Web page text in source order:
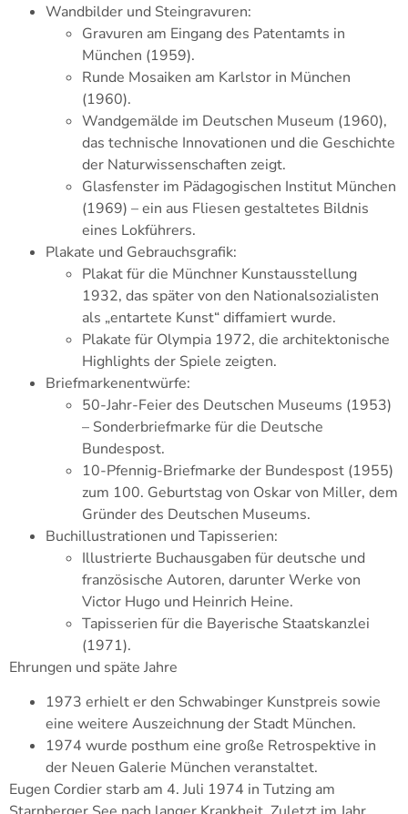
Wandbilder und Steingravuren:
Gravuren am Eingang des Patentamts in
München (1959).
Runde Mosaiken am Karlstor in München
(1960).
Wandgemälde im Deutschen Museum (1960),
das technische Innovationen und die Geschichte
der Naturwissenschaften zeigt.
Glasfenster im Pädagogischen Institut München
(1969) – ein aus Fliesen gestaltetes Bildnis
eines Lokführers.
Plakate und Gebrauchsgrafik:
Plakat für die Münchner Kunstausstellung
1932, das später von den Nationalsozialisten
als „entartete Kunst“ diffamiert wurde.
Plakate für Olympia 1972, die architektonische
Highlights der Spiele zeigten.
Briefmarkenentwürfe:
50-Jahr-Feier des Deutschen Museums (1953)
– Sonderbriefmarke für die Deutsche
Bundespost.
10-Pfennig-Briefmarke der Bundespost (1955)
zum 100. Geburtstag von Oskar von Miller, dem
Gründer des Deutschen Museums.
Buchillustrationen und Tapisserien:
Illustrierte Buchausgaben für deutsche und
französische Autoren, darunter Werke von
Victor Hugo und Heinrich Heine.
Tapisserien für die Bayerische Staatskanzlei
(1971).
Ehrungen und späte Jahre
1973 erhielt er den Schwabinger Kunstpreis sowie
eine weitere Auszeichnung der Stadt München.
1974 wurde posthum eine große Retrospektive in
der Neuen Galerie München veranstaltet.
Eugen Cordier starb am 4. Juli 1974 in Tutzing am